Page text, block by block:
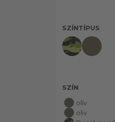
SZÍNTÍPUS
SZÍN
olív
oliv